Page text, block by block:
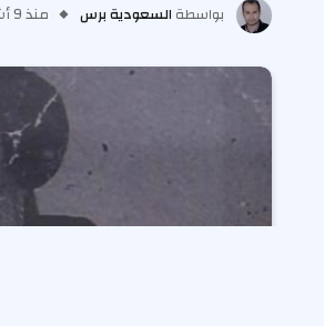
بواسطة السعودية برس منذ 9 أشهر